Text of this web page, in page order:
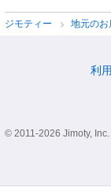
ジモティー 地元のお
利
© 2011-2026 Jimoty, Inc.